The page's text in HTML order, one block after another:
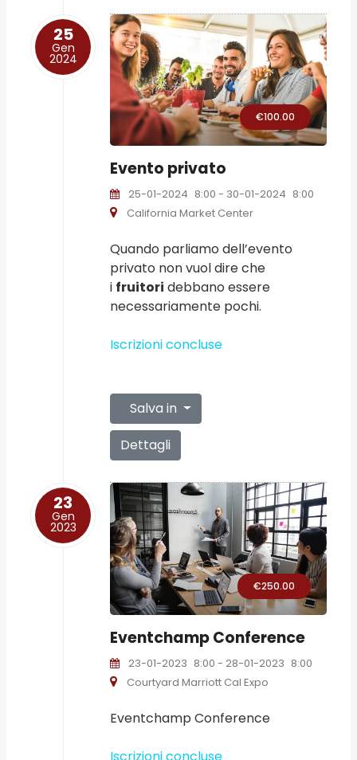
25
Gen
2024
€100.00
Evento privato
25-01-2024 8:00 - 30-01-2024 8:00
California Market Center
Quando parliamo dell’evento
privato non vuol dire che
i fruitori debbano essere
necessariamente pochi.
Iscrizioni concluse
Salva in
Dettagli
23
Gen
2023
€250.00
Eventchamp Conference
23-01-2023 8:00 - 28-01-2023 8:00
Courtyard Marriott Cal Expo
Eventchamp Conference
Iscrizioni concluse